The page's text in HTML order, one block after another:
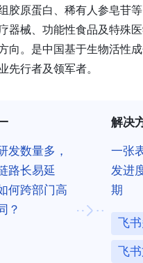
胶原蛋白、稀有人参皂苷
器械、功能性食品及特殊
向。是中国基于生物活性
先行者及领军者。
发数量多，
路长易延
何跨部门高
？
解决
一张
发进
期
飞
飞